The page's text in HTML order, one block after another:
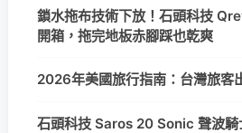
鎖水拖布技術下放！石頭科技
開箱，拖完地板赤腳踩也乾爽
2026年美國旅行指南：台灣旅客
石頭科技 Saros 20 Sonic 聲波騎